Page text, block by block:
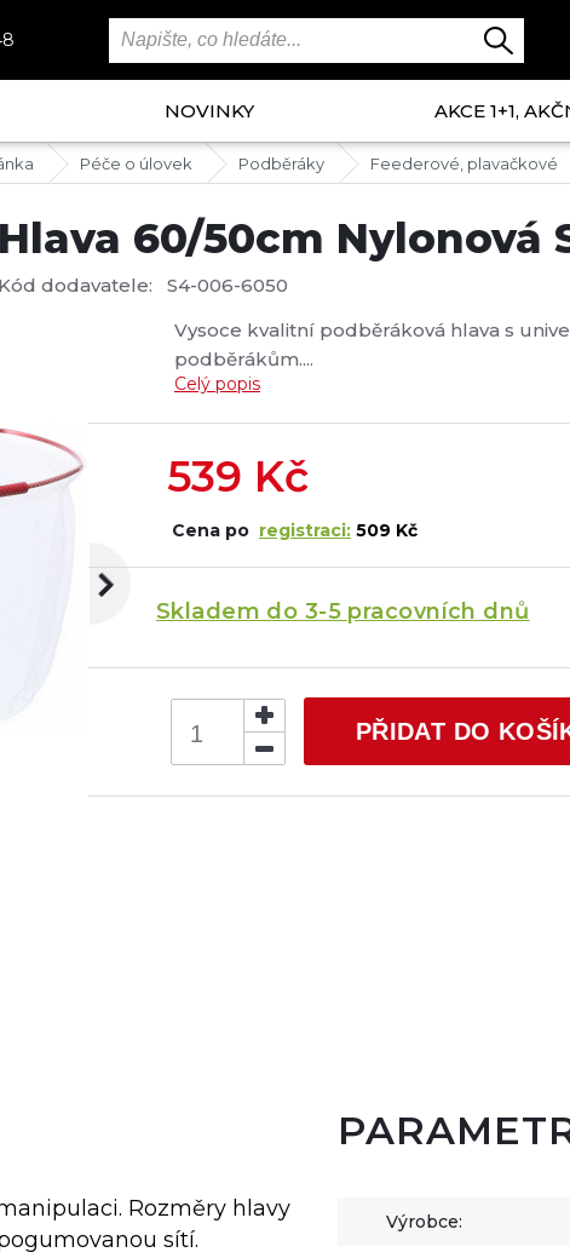
NOVINKY AKCE 1+1,
Péče o úlovek Podběráky Feederové, plavačkové
60/50cm Nylonová
Kód dodavatele: S4-006-6050
Vysoce kvalitní podběráková hlava s
podběrákům....
Celý popis
539 Kč
Cena po registraci: 509 Kč
Skladem do 3-5 pracovních dnů
PŘIDAT DO
Rozměry hlavy
sítí.
Výrobce: